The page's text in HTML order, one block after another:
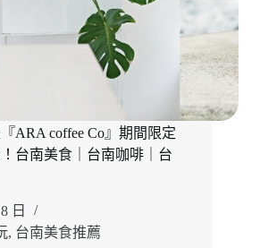
ARA coffee Co』期間限定
台南美食｜台南咖啡｜台
日
, 台南美食推薦